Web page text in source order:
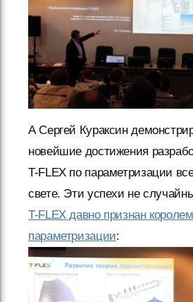
А Сергей Кураксин
новейшие достижения
T-FLEX по параметризации
свете. Эти успехи не
T-FLEX давно признан королем
параметризации: